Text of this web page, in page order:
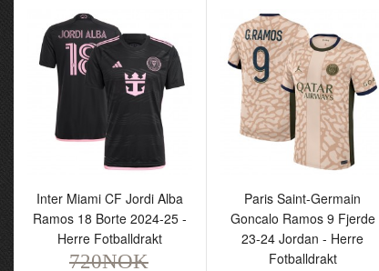
Inter Miami CF Jordi Alba
Ramos 18 Borte 2024-25 -
Herre Fotballdrakt
720NOK
Paris Saint-Germain
Goncalo Ramos 9 Fjerde
23-24 Jordan - Herre
Fotballdrakt